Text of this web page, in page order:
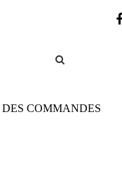
COMMANDES